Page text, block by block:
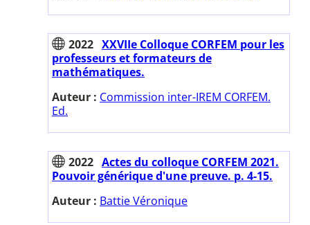
2022 XXVIIe Colloque CORFEM pour les
professeurs et formateurs de
mathématiques.
Auteur : Commission inter-IREM CORFEM.
Ed.
2022 Actes du colloque CORFEM 2021.
Pouvoir générique d'une preuve. p. 4-15.
Auteur : Battie Véronique